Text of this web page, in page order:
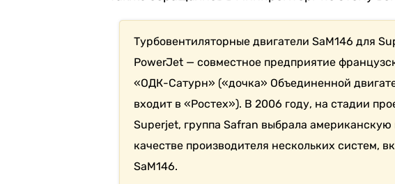
Турбовентиляторные двигатели SaM146 для
PowerJet — совместное предприятие
«ОДК-Сатурн» («дочка» Объединенной
входит в «Ростех»). В 2006 году, на стадии
Superjet, группа Safran выбрала
качестве производителя нескольких систем,
SaM146.